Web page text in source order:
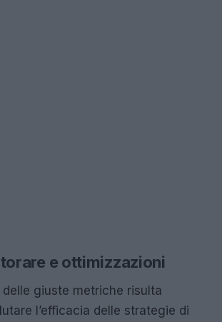
e ottimizzazioni
giuste metriche risulta
l’efficacia delle strategie di